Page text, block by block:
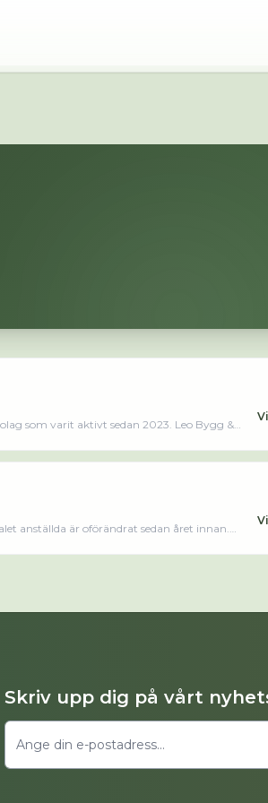
som varit aktivt sedan 2023. Leo Bygg &
anställda är oförändrat sedan året innan.
Skriv upp dig på vårt